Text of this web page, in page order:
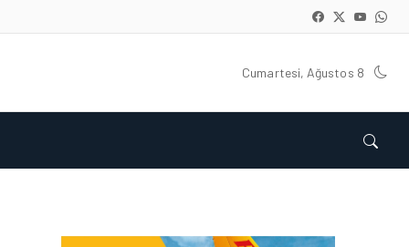
Cumartesi, Ağustos 8